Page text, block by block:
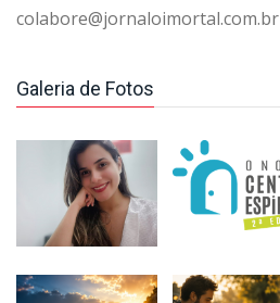
colabore@jornaloimortal.com.br
Galeria de Fotos